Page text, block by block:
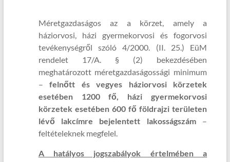
Méretgazdaságos az a körzet, amely a
háziorvosi, házi gyermekorvosi és fogorvosi
tevékenységről szóló 4/2000. (II. 25.) EüM
rendelet 17/A. § (2) bekezdésében
meghatározott méretgazdaságossági minimum
–felnőtt és vegyes háziorvosi körzetek
esetében 1200 fő, házi gyermekorvosi
körzetek esetében 600 fő földrajzi területen
lévő lakcímre bejelentett lakosságszám–
feltételeknek megfelel.
A hatályos jogszabályok értelmében a